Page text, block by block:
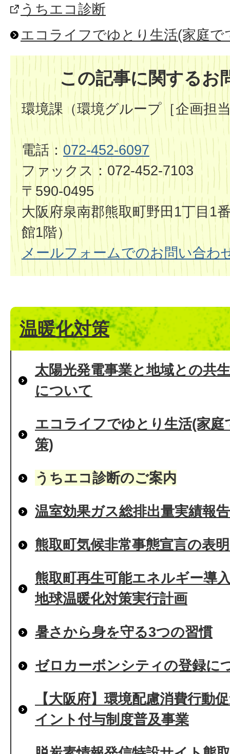
うちエコ診断
エコライフでゆとり生活(家庭で
この記事に関するお
環境課（環境グループ［企画担
電話： 072-452-6097
ファックス：072-452-7103
〒590-0495
大阪府泉南郡熊取町野田1丁目1
館1階）
メールフォームでのお問い合わ
温暖化対策
太陽光発電事業と地域との共
について
エコライフでゆとり生活(家
策)
うちエコ診断のご案内
温室効果ガス総排出量実績報
熊取町気候非常事態宣言の表
熊取町再生可能エネルギー導
地球温暖化対策実行計画
暑さから身を守る3つの習慣
ゼロカーボンシティの登録に
【大阪府】環境配慮消費行動
イント付与制度普及事業